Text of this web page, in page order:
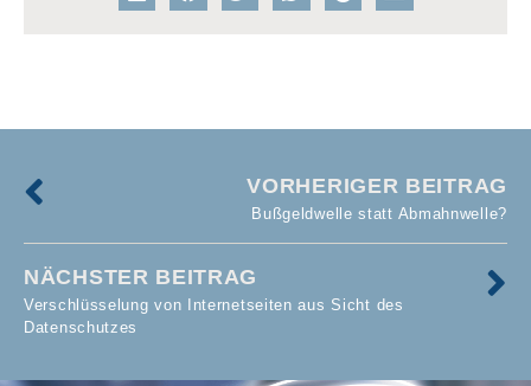
VORHERIGER BEITRAG
Bußgeldwelle statt Abmahnwelle?
NÄCHSTER BEITRAG
Verschlüsselung von Internetseiten aus Sicht des
Datenschutzes